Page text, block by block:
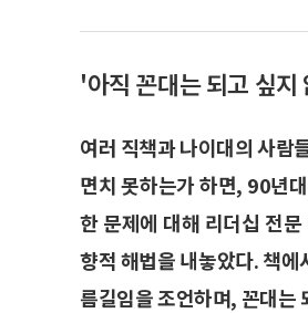
'아직 꼰대는 되고 싶
여러 직책과 나이대의 사람
면치 못하는가 하면, 90년
한 문제에 대해 리더십 전
향적 해법을 내놓았다. 책
름길임을 조언하며, 꼰대는